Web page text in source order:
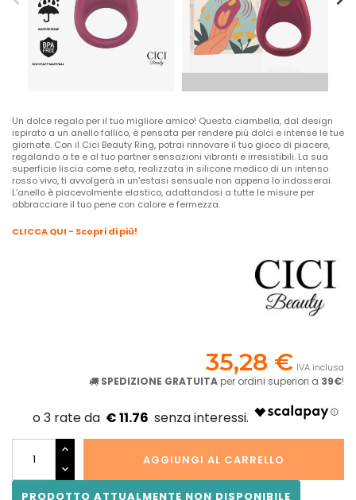
Un dolce regalo per il tuo migliore amico! Questa ciambella, dal design
ispirato a un anello fallico, è pensata per rendere più dolci e intense le tue
giornate. Con il Cici Beauty Ring, potrai rinnovare il tuo gioco di piacere,
regalando a te e al tuo partner sensazioni vibranti e irresistibili. La sua
superficie liscia come seta, realizzata in silicone medico di un intenso
rosso vivo, ti avvolgerà in un'estasi sensuale non appena lo indosserai.
L’anello è piacevolmente elastico, adattandosi a tutte le misure per
abbracciare il tuo pene con calore e fermezza.
CLICCA QUI - Scopri di più!
35,28 € IVA inclusa
SPEDIZIONE GRATUITA per ordini superiori a 39€!
€ 11.76
AGGIUNGI AL CARRELLO
PRODOTTO ATTUALMENTE NON DISPONIBILE